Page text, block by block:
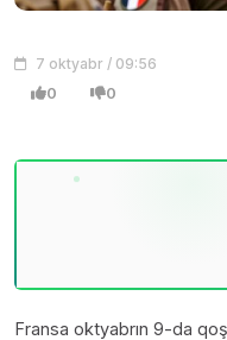
7 oktyabr / 09:56
0 0
Fransa oktyabrın 9-da